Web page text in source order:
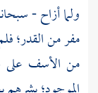
ولما أزاح -
مفر من القدر؛
من الأسف على